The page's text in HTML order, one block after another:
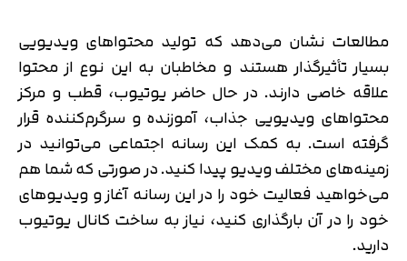
مطالعات نشان می‌دهد که تولید محتواهای ویدیویی
بسیار تأثیرگذار هستند و مخاطبان به این نوع از محتوا
علاقه خاصی دارند. در حال حاضر یوتیوب، قطب و مرکز
محتواهای ویدیویی جذاب، آموزنده و سرگرم‌کننده قرار
گرفته است. به کمک این رسانه اجتماعی می‌توانید در
زمینه‌های مختلف ویدیو پیدا کنید. در صورتی که شما هم
می‌خواهید فعالیت خود را در این رسانه آغاز و ویدیوهای
خود را در آن بارگذاری کنید، نیاز به ساخت کانال یوتیوب
دارید.